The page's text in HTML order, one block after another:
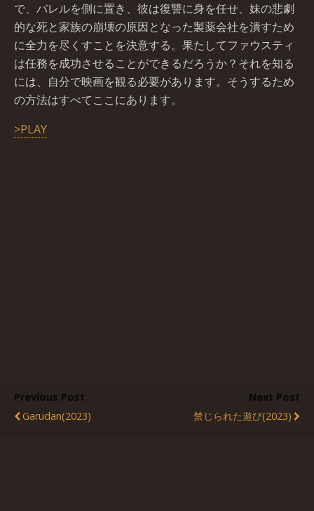
で、バレルを側に置き、彼は復讐に身を任せ、妹の悲劇
的な死と家族の崩壊の原因となった製薬会社を潰すため
に全力を尽くすことを決意する。果たしてファウスティ
は任務を成功させることができるだろうか？それを知る
には、自分で映画を観る必要があります。そうするため
の方法はすべてここにあります。
>PLAY
Previous Post
Garudan(2023)
Next Post
禁じられた遊び(2023)